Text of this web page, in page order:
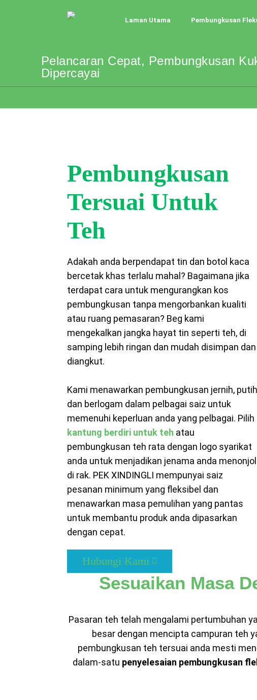
Laman Utama Pembungkusan
Pelancaran Cepat, Pembungkusan
Dipercayai
Pembungkusan
Tersuai Untuk
Teh
Adakah anda berpendapat tin dan botol kaca
bercetak khas terlalu mahal? Bagaimana jika
terdapat cara untuk mengurangkan kos
pembungkusan tanpa mengorbankan kualiti
atau ruang pemasaran? Beg kami
mengekalkan jangka hayat tin seperti teh, di
samping lebih ringan dan mudah disimpan dan
diangkut.
Kami menawarkan pembungkusan jernih, putih
dan berlogam dalam pelbagai saiz untuk
memenuhi keperluan anda yang pelbagai. Pilih
kantung berdiri untuk teh atau
pembungkusan teh rata dengan logo syarikat
anda untuk menjadikan jenama anda menonjol
di rak. PEK XINDINGLI mempunyai saiz
pesanan minimum yang fleksibel dan
menawarkan masa pemulihan yang pantas
untuk membantu produk anda dipasarkan
dengan cepat.
Hubungi Kami
Sesuaikan Masa
Pasaran teh telah mengalami pertumbuhan
besar dengan mencipta campuran teh
pembungkusan teh tersuai anda mesti
dalam-satu penyelesaian pembungkusan